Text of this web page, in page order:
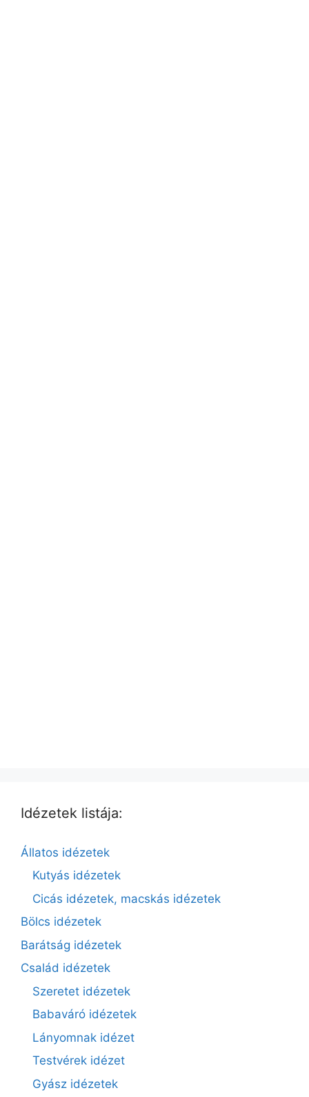
Idézetek listája:
Állatos idézetek
Kutyás idézetek
Cicás idézetek, macskás idézetek
Bölcs idézetek
Barátság idézetek
Család idézetek
Szeretet idézetek
Babaváró idézetek
Lányomnak idézet
Testvérek idézet
Gyász idézetek